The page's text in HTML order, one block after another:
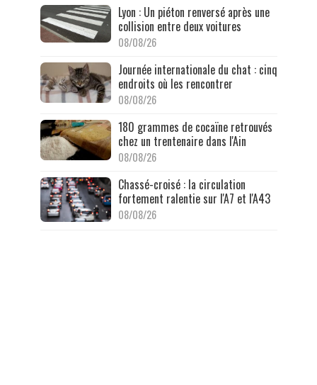
Lyon : Un piéton renversé après une
collision entre deux voitures
08/08/26
Journée internationale du chat : cinq
endroits où les rencontrer
08/08/26
180 grammes de cocaïne retrouvés
chez un trentenaire dans l'Ain
08/08/26
Chassé-croisé : la circulation
fortement ralentie sur l'A7 et l'A43
08/08/26